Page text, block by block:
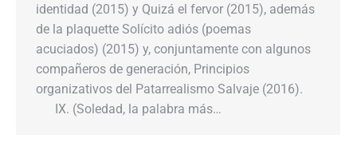
identidad (2015) y Quizá el fervor (2015), además
de la plaquette Solícito adiós (poemas
acuciados) (2015) y, conjuntamente con algunos
compañeros de generación, Principios
organizativos del Patarrealismo Salvaje (2016).
IX. (Soledad, la palabra más…